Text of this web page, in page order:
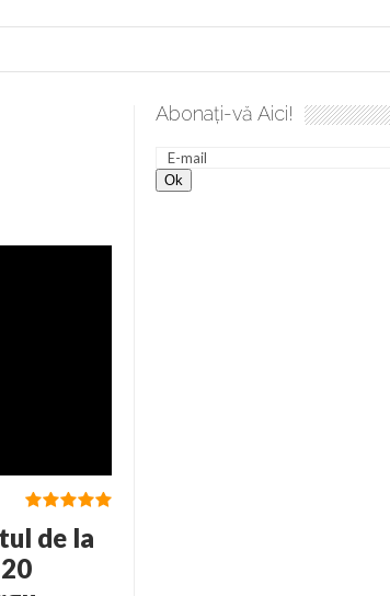
de duminică de Elena Solunca Moise
de la
Abonați-vă Aici!